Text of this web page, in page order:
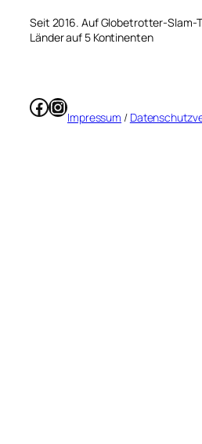
Seit 2016. Auf Globetrotter-Slam-
Länder auf 5 Kontinenten
Facebook
Instagram
Impressum /